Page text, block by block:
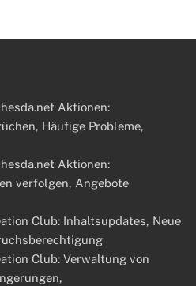
Aktionen:
Häufige Probleme,
Aktionen:
verfolgen, Angebote
Club: Inhaltsupdates, Neue
Club: Verwaltung von